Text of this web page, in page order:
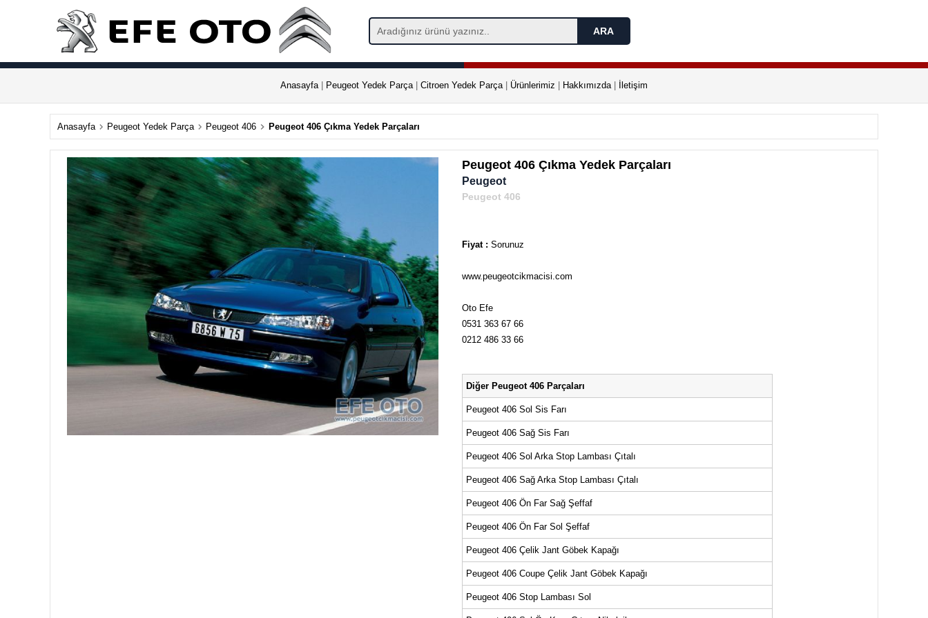
Anasayfa| Peugeot Yedek Parça| Citroen Yedek Parça| Ürünlerimiz Hakkımızda| İletişim
Anasayfa Peugeot Yedek Parça Peugeot 406 Peugeot 406 Çıkma Yedek Parçaları
Peugeot 406 Çıkma Yedek Parçaları
Peugeot
Peugeot 406
Fiyat : Sorunuz
www.peugeotcikmacisi.com
Oto Efe
0531 363 67 66
0212 486 33 66
Diğer Peugeot 406 Parçaları
Peugeot 406 Sol Sis Farı
Peugeot 406 Sağ Sis Farı
Peugeot 406 Sol Arka Stop Lambası Çıtalı
Peugeot 406 Sağ Arka Stop Lambası Çıtalı
Peugeot 406 Ön Far Sağ Şeffaf
Peugeot 406 Ön Far Sol Şeffaf
Peugeot 406 Çelik Jant Göbek Kapağı
Peugeot 406 Coupe Çelik Jant Göbek Kapağı
Peugeot 406 Stop Lambası Sol